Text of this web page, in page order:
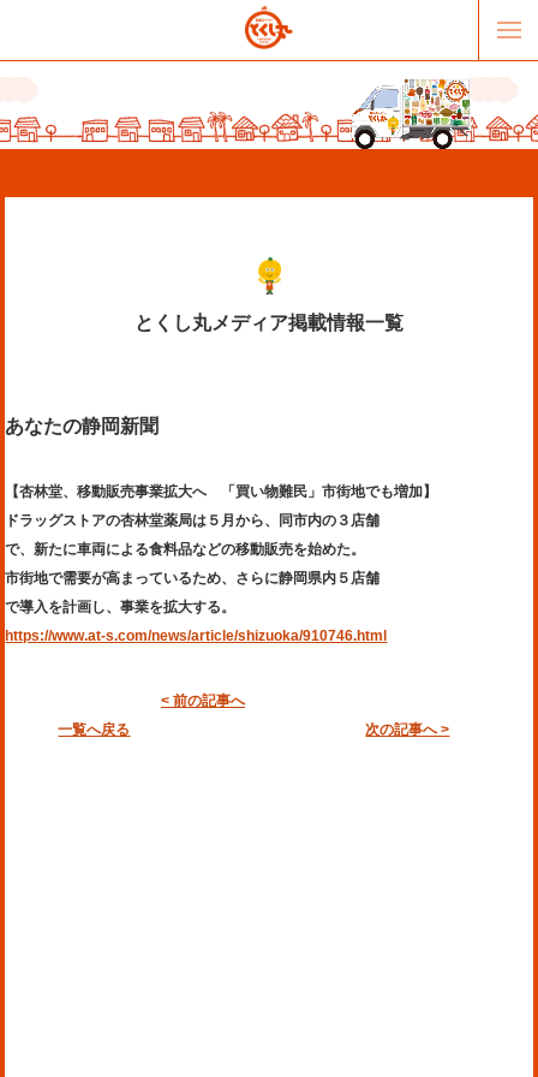
オススメリンク
お問合せ 会社概要
とくし丸メディア掲載情報一覧
あなたの静岡新聞
【杏林堂、移動販売事業拡大へ 「買い物難民」市街地でも増加】
ドラッグストアの杏林堂薬局は５月から、同市内の３店舗
で、新たに車両による食料品などの移動販売を始めた。
市街地で需要が高まっているため、さらに静岡県内５店舗
で導入を計画し、事業を拡大する。
https://www.at-s.com/news/article/shizuoka/910746.html
< 前の記事へ
一覧へ戻る
次の記事へ >